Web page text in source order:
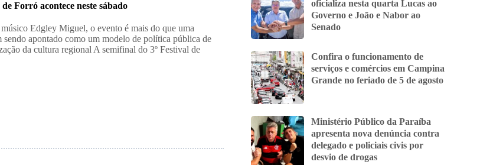
Forró acontece neste sábado
Edgley Miguel, o evento é mais do que uma
sendo apontado como um modelo de política pública de
da cultura regional A semifinal do 3º Festival de
oficializa nesta quarta Lucas ao
Governo e João e Nabor ao
Senado
Confira o funcionamento de
serviços e comércios em Campina
Grande no feriado de 5 de agosto
Ministério Público da Paraíba
apresenta nova denúncia contra
delegado e policiais civis por
desvio de drogas